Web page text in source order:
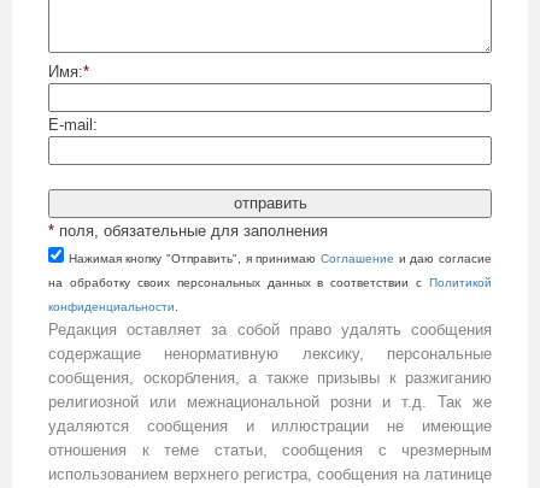
Имя:*
E-mail:
* поля, обязательные для заполнения
Нажимая кнопку "Отправить", я принимаю Cоглашение и даю согласие
на обработку своих персональных данных в соответствии с Политикой
конфиденциальности.
Редакция оставляет за собой право удалять сообщения
содержащие ненормативную лексику, персональные
сообщения, оскорбления, а также призывы к разжиганию
религиозной или межнациональной розни и т.д. Так же
удаляются сообщения и иллюстрации не имеющие
отношения к теме статьи, сообщения с чрезмерным
использованием верхнего регистра, сообщения на латинице